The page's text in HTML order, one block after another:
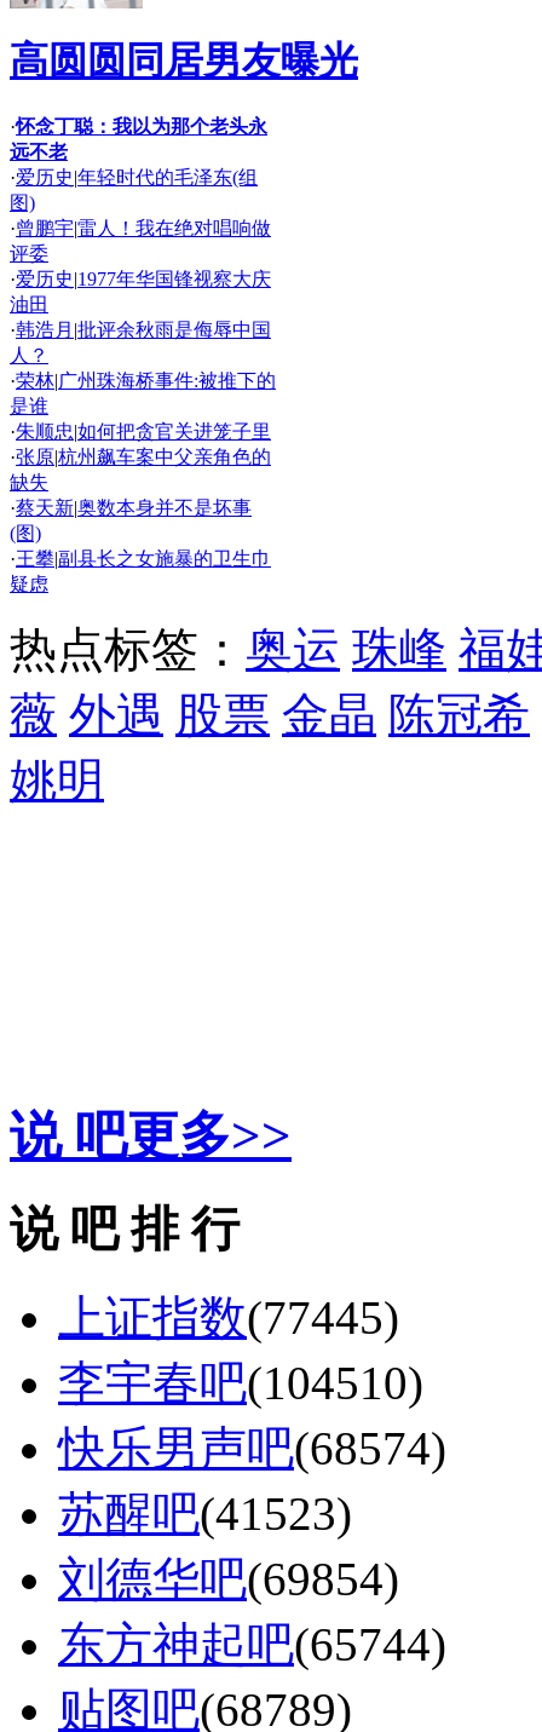
高圆圆同居男友曝光
·怀念丁聪：我以为那个老头永
远不老
·爱历史|年轻时代的毛泽东(组
图)
·曾鹏宇|雷人！我在绝对唱响做
评委
·爱历史|1977年华国锋视察大庆
油田
·韩浩月 |批评余秋雨是侮辱中国
人？
·荣林|广州珠海桥事件:被推下的
是谁
·朱顺忠|如何把贪官关进笼子里
·张原|杭州飙车案中父亲角色的
缺失
·蔡天新|奥数本身并不是坏事
(图)
·王攀|副县长之女施暴的卫生巾
疑虑
热点标签： 奥运 珠峰 福
薇 外遇 股票 金晶 陈冠希
姚明
说 吧更多>>
说 吧 排 行
上证指数(77445)
李宇春吧(104510)
快乐男声吧(68574)
苏醒吧(41523)
刘德华吧(69854)
东方神起吧(65744)
贴图吧(68789)